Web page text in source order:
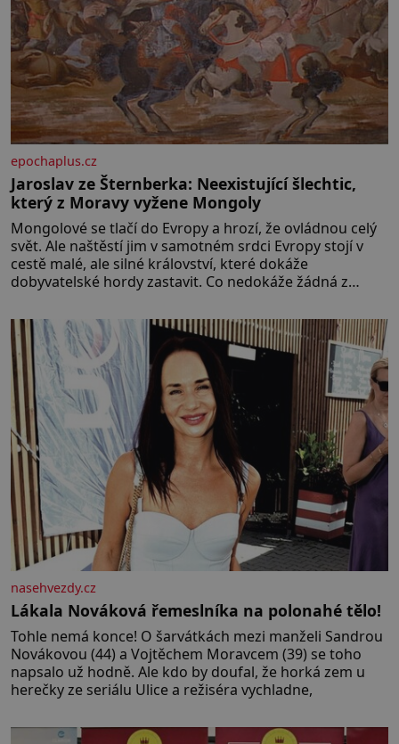
epochaplus.cz
Jaroslav ze Šternberka: Neexistující šlechtic,
který z Moravy vyžene Mongoly
Mongolové se tlačí do Evropy a hrozí, že ovládnou celý
svět. Ale naštěstí jim v samotném srdci Evropy stojí v
cestě malé, ale silné království, které dokáže
dobyvatelské hordy zastavit. Co nedokáže žádná z
král. Nebo že by ne? Mongolové od roku 1223 postupují
podél Kaspického a Azovského moře,
nasehvezdy.cz
Lákala Nováková řemeslníka na polonahé tělo!
Tohle nemá konce! O šarvátkách mezi manželi Sandrou
Novákovou (44) a Vojtěchem Moravcem (39) se toho
napsalo už hodně. Ale kdo by doufal, že horká zem u
herečky ze seriálu Ulice a režiséra vychladne,